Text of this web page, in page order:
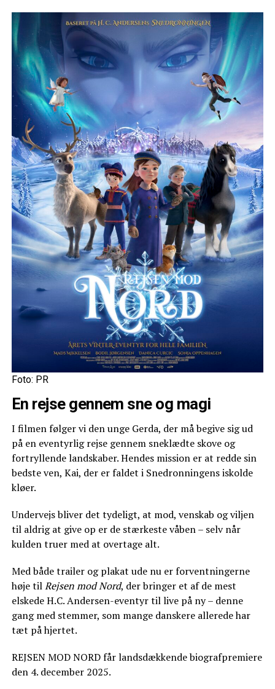
Foto: PR
En rejse gennem sne og magi
I filmen følger vi den unge Gerda, der må begive sig ud
på en eventyrlig rejse gennem sneklædte skove og
fortryllende landskaber. Hendes mission er at redde sin
bedste ven, Kai, der er faldet i Snedronningens iskolde
kløer.
Undervejs bliver det tydeligt, at mod, venskab og viljen
til aldrig at give op er de stærkeste våben – selv når
kulden truer med at overtage alt.
Med både trailer og plakat ude nu er forventningerne
høje tilRejsen mod Nord, der bringer et af de mest
elskede H.C. Andersen-eventyr til live på ny – denne
gang med stemmer, som mange danskere allerede har
tæt på hjertet.
REJSEN MOD NORD får landsdækkende biografpremiere
den 4. december 2025.